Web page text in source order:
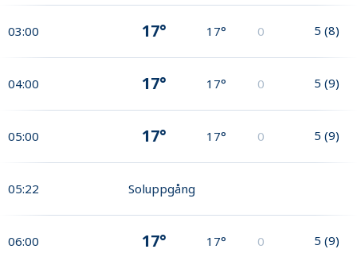
03:00 17° 17° 0 5 (8)
04:00 17° 17° 0 5 (9)
05:00 17° 17° 0 5 (9)
05:22 Soluppgång
06:00 17° 17° 0 5 (9)